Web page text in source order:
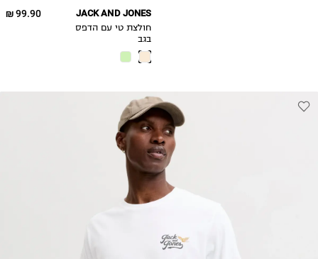
99.90 ₪ JACK AND JONES
חולצת טי עם הדפס
בגב